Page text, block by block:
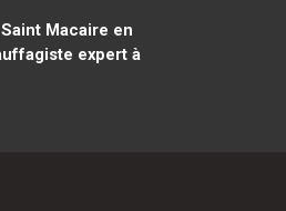
Macaire en
expert à